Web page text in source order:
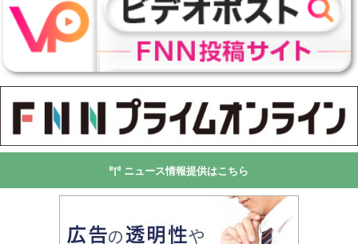
ニュース情報提供はこちら